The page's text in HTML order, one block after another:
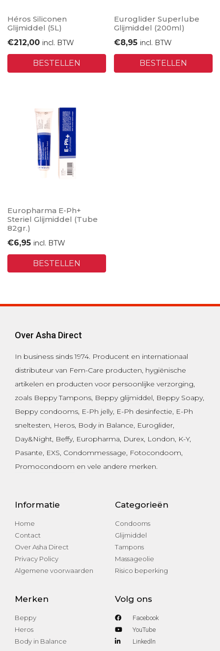
Héros Siliconen
Glijmiddel (5L)
€212,00 incl. BTW
BESTELLEN
Euroglider Superlube
Glijmiddel (200ml)
€8,95 incl. BTW
BESTELLEN
Europharma E-Ph+
Steriel Glijmiddel (Tube
82gr.)
€6,95 incl. BTW
BESTELLEN
Over Asha Direct
In business sinds 1974. Producent en internationaal
distributeur van Fem-Care producten, hygiënische
artikelen en producten voor persoonlijke verzorging,
zoals Beppy Tampons, Beppy glijmiddel, Beppy Soapy,
Beppy condooms, E-Ph jelly, E-Ph desinfectie, E-Ph
sneltesten, Heros, Body in Balance, Euroglider,
Day&Night, Beffy, Europharma, Durex, London, K-Y,
Pasante, EXS, Condommessage, Fotocondoom,
Promocondoom en vele andere merken.
Informatie
Home
Contact
Over Asha Direct
Privacy Policy
Algemene voorwaarden
Categorieën
Condooms
Glijmiddel
Tampons
Massageolie
Risico beperking
Merken
Beppy
Heros
Body in Balance
Volg ons
Facebook
YouTube
Linkedln